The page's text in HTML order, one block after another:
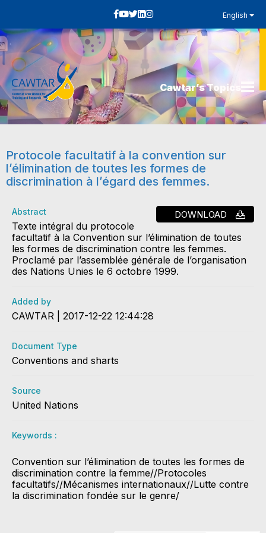
English
Cawtar’s Topics
Protocole facultatif à la convention sur
l’élimination de toutes les formes de
discrimination à l’égard des femmes.
DOWNLOAD
Abstract
Texte intégral du protocole
facultatif à la Convention sur l’élimination de toutes
les formes de discrimination contre les femmes.
Proclamé par l’assemblée générale de l’organisation
des Nations Unies le 6 octobre 1999.
Added by
CAWTAR | 2017-12-22 12:44:28
Document Type
Conventions and sharts
Source
United Nations
Keywords :
Convention sur l’élimination de toutes les formes de
discrimination contre la femme//Protocoles
facultatifs//Mécanismes internationaux//Lutte contre
la discrimination fondée sur le genre/